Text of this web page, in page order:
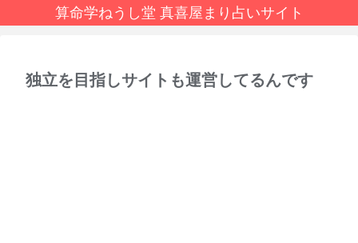
算命学ねうし堂 真喜屋まり占いサイト
独立を目指しサイトも運営してるんです